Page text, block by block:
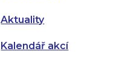
Aktuality
Kalendář akcí